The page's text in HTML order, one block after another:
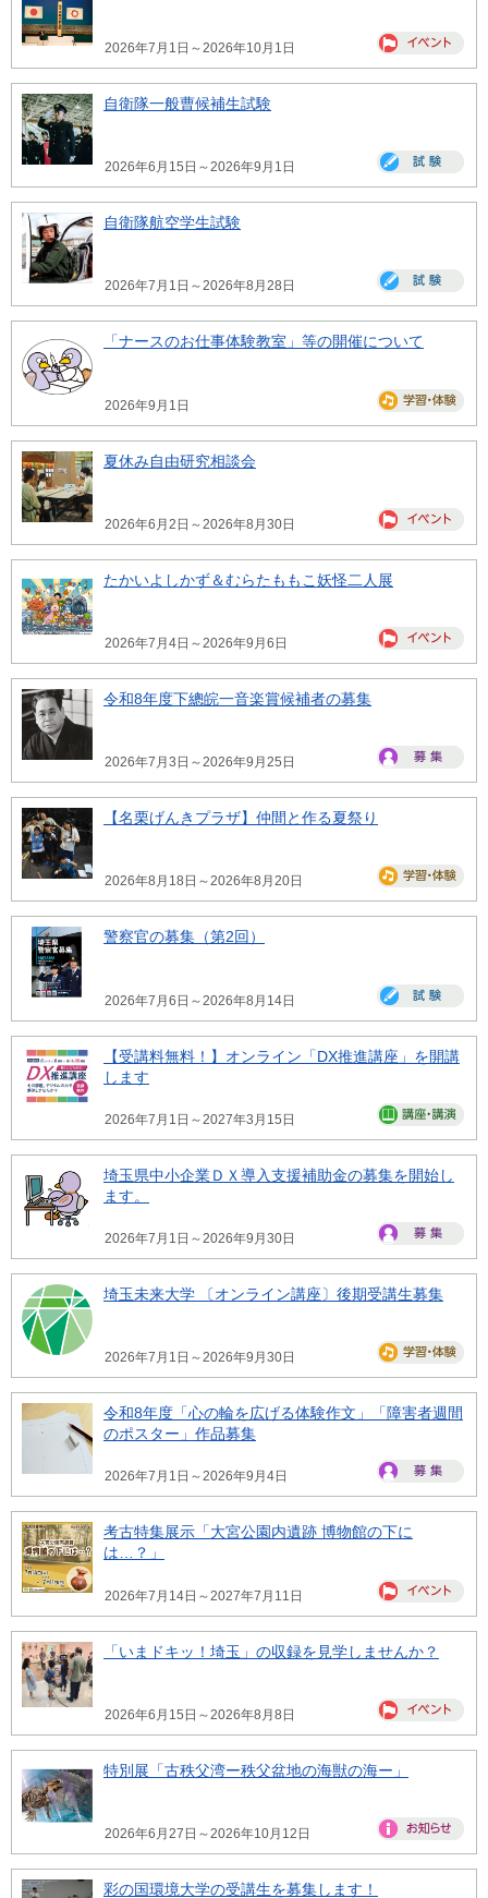
2026年7月1日～2026年10月1日
自衛隊一般曹候補生試験
2026年6月15日～2026年9月1日
自衛隊航空学生試験
2026年7月1日～2026年8月28日
「ナースのお仕事体験教室」等の開催について
2026年9月1日
夏休み自由研究相談会
2026年6月2日～2026年8月30日
たかいよしかず＆むらたももこ妖怪二人展
2026年7月4日～2026年9月6日
令和8年度下總皖一音楽賞候補者の募集
2026年7月3日～2026年9月25日
【名栗げんきプラザ】仲間と作る夏祭り
2026年8月18日～2026年8月20日
警察官の募集（第2回）
2026年7月6日～2026年8月14日
【受講料無料！】オンライン「DX推進講座」を開講
します
2026年7月1日～2027年3月15日
埼玉県中小企業ＤＸ導入支援補助金の募集を開始し
ます。
2026年7月1日～2026年9月30日
埼玉未来大学 〔オンライン講座〕後期受講生募集
2026年7月1日～2026年9月30日
令和8年度「心の輪を広げる体験作文」「障害者週間
のポスター」作品募集
2026年7月1日～2026年9月4日
考古特集展示「大宮公園内遺跡 博物館の下に
は…？」
2026年7月14日～2027年7月11日
「いまドキッ！埼玉」の収録を見学しませんか？
2026年6月15日～2026年8月8日
特別展「古秩父湾ー秩父盆地の海獣の海ー」
2026年6月27日～2026年10月12日
彩の国環境大学の受講生を募集します！